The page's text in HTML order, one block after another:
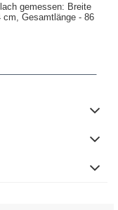
gemessen: Breite
cm, Gesamtlänge - 86